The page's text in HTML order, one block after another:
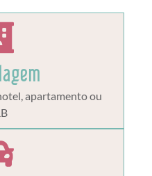
apartamento ou